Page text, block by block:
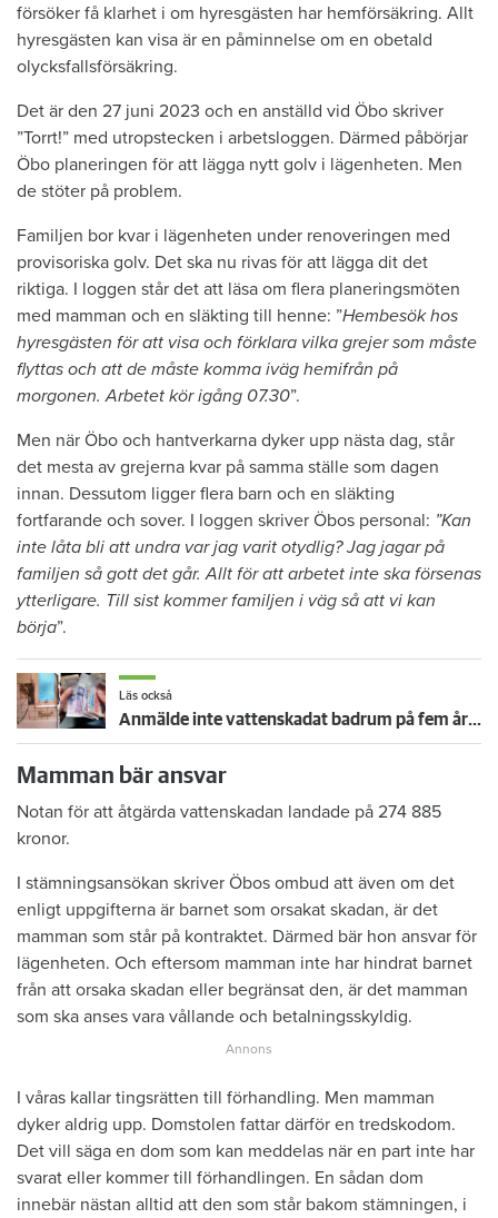
försöker få klarhet i om hyresgästen har hemförsäkring. Allt
hyresgästen kan visa är en påminnelse om en obetald
olycksfallsförsäkring.
Det är den 27 juni 2023 och en anställd vid Öbo skriver
”Torrt!” med utropstecken i arbetsloggen. Därmed påbörjar
Öbo planeringen för att lägga nytt golv i lägenheten. Men
de stöter på problem.
Familjen bor kvar i lägenheten under renoveringen med
provisoriska golv. Det ska nu rivas för att lägga dit det
riktiga. I loggen står det att läsa om flera planeringsmöten
med mamman och en släkting till henne: ”Hembesök hos
hyresgästen för att visa och förklara vilka grejer som måste
flyttas och att de måste komma iväg hemifrån på
morgonen. Arbetet kör igång 07.30”.
Men när Öbo och hantverkarna dyker upp nästa dag, står
det mesta av grejerna kvar på samma ställe som dagen
innan. Dessutom ligger flera barn och en släkting
fortfarande och sover. I loggen skriver Öbos personal: ”Kan
inte låta bli att undra var jag varit otydlig? Jag jagar på
familjen så gott det går. Allt för att arbetet inte ska försenas
ytterligare. Till sist kommer familjen i väg så att vi kan
börja”.
Läs också
Anmälde inte vattenskadat badrum på fem år – krävs på 125 000 kronor
Mamman bär ansvar
Notan för att åtgärda vattenskadan landade på 274 885
kronor.
I stämningsansökan skriver Öbos ombud att även om det
enligt uppgifterna är barnet som orsakat skadan, är det
mamman som står på kontraktet. Därmed bär hon ansvar för
lägenheten. Och eftersom mamman inte har hindrat barnet
från att orsaka skadan eller begränsat den, är det mamman
som ska anses vara vållande och betalningsskyldig.
I våras kallar tingsrätten till förhandling. Men mamman
dyker aldrig upp. Domstolen fattar därför en tredskodom.
Det vill säga en dom som kan meddelas när en part inte har
svarat eller kommer till förhandlingen. En sådan dom
innebär nästan alltid att den som står bakom stämningen, i